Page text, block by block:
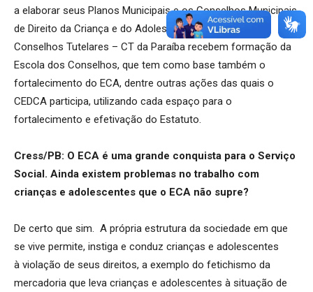
a elaborar seus Planos Municipais e os Conselhos Municipais
de Direito da Criança e do Adolescente – CMDCAS e os
Conselhos Tutelares – CT da Paraíba recebem formação da
Escola dos Conselhos, que tem como base também o
fortalecimento do ECA, dentre outras ações das quais o
CEDCA participa, utilizando cada espaço para o
fortalecimento e efetivação do Estatuto.
Cress/PB: O ECA é uma grande conquista para o Serviço
Social. Ainda existem problemas no trabalho com
crianças e adolescentes que o ECA não supre?
De certo que sim. A própria estrutura da sociedade em que
se vive permite, instiga e conduz crianças e adolescentes
à violação de seus direitos, a exemplo do fetichismo da
mercadoria que leva crianças e adolescentes à situação de